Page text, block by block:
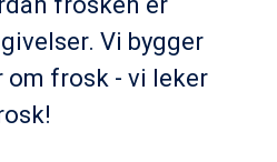
Vi bygger
om frosk - vi leker